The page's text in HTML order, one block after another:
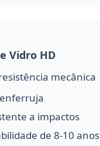
Vidro HD
mecânica
a impactos
de 8-10 anos